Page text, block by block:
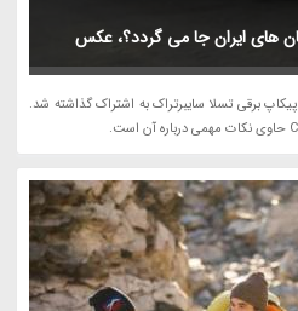
های ایران جا می گردد؟، عکس
برقی تسلا سایبرتراک به اشتراک گذاشته شد.